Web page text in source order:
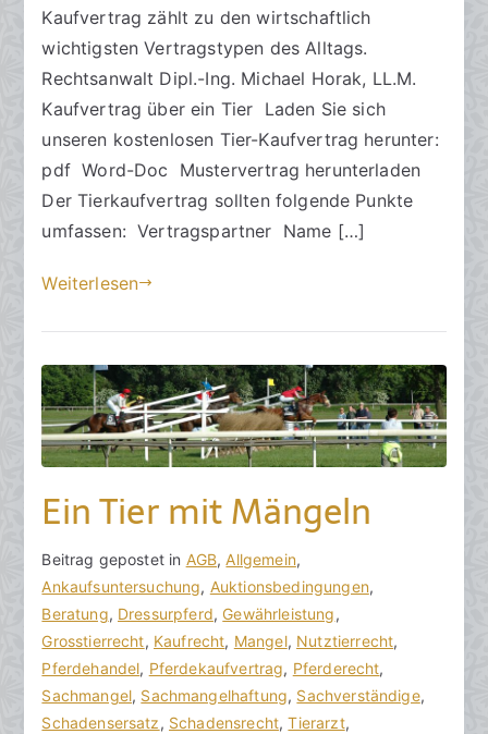
m
u
l
i
2
0
4
Kaufvertrag zählt zu den wirtschaftlich
wichtigsten Vertragstypen des Alltags.
Rechtsanwalt Dipl.-Ing. Michael Horak, LL.M.
Kaufvertrag über ein Tier Laden Sie sich
unseren kostenlosen Tier-Kaufvertrag herunter:
pdf Word-Doc Mustervertrag herunterladen
Der Tierkaufvertrag sollten folgende Punkte
umfassen: Vertragspartner Name […]
Weiterlesen
Ein Tier mit Mängeln
V
o
n
h
o
r
a
B
e
i
t
r
a
g
Beitrag gepostet in AGB, Allgemein,
Ankaufsuntersuchung, Auktionsbedingungen,
Beratung, Dressurpferd, Gewährleistung,
Grosstierrecht, Kaufrecht, Mangel, Nutztierrecht,
Pferdehandel, Pferdekaufvertrag, Pferderecht,
Sachmangel, Sachmangelhaftung, Sachverständige,
Schadensersatz, Schadensrecht,Tierarzt,
K
e
i
n
e
K
o